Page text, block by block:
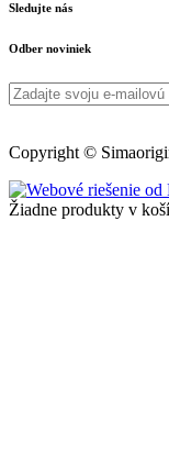
Sledujte nás
Odber noviniek
Copyright ©
Žiadne produkty v